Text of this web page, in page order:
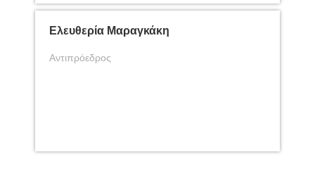
Ελευθερία Μαραγκάκη
Αντιπρόεδρος